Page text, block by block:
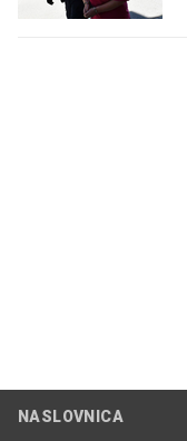
NASLOVNICA